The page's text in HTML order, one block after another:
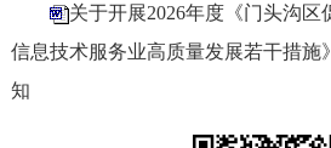
关于开展2026年度《门头沟区
信息技术服务业高质量发展若干措施
知